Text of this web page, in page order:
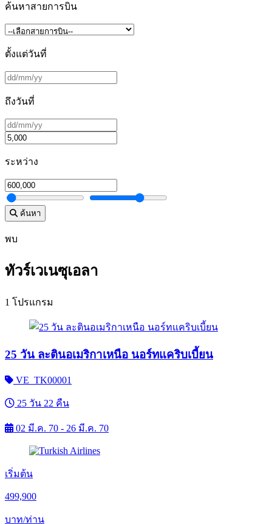
ค้นหาสายการบิน
ตั้งแต่วันที่
ถึงวันที่
ระหว่าง
ค้นหา
พบ
ทัวร์เวเนซุเอลา
1 โปรแกรม
25 วัน ละตินอเมริกาเหนือ นอร์ทแคริบเบี้ยน
VE_TK00001
25 วัน 22 คืน
02 มี.ค. 70 - 26 มี.ค. 70
เริ่มต้น
499,900
บาท/ท่าน